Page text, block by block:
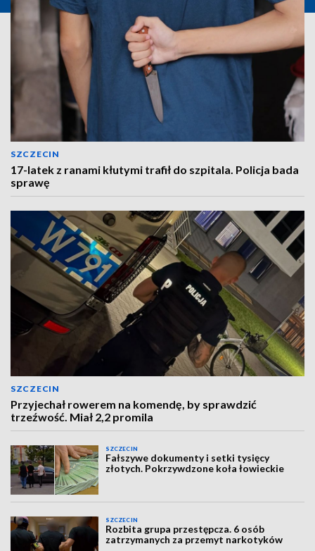
SZCZECIN
17-latek z ranami kłutymi trafił do szpitala. Policja bada
sprawę
SZCZECIN
Przyjechał rowerem na komendę, by sprawdzić
trzeźwość. Miał 2,2 promila
SZCZECIN
Fałszywe dokumenty i setki tysięcy
złotych. Pokrzywdzone koła łowieckie
SZCZECIN
Rozbita grupa przestępcza. 6 osób
zatrzymanych za przemyt narkotyków